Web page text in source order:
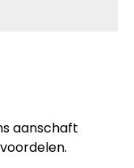
aanschaft